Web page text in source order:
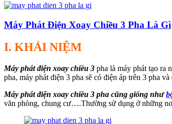
Máy Phát Điện Xoay Chiều 3 Pha Là Gì
I. KHÁI NIỆM
Máy phát điện xoay chiều 3 pha là máy phát tạo ra
pha, máy phát điện 3 pha sẽ có điện áp trên 3 pha
Máy phát điện xoay chiều 3 pha cũng giống như
văn phòng, chung cư….Thường sử dụng ở những